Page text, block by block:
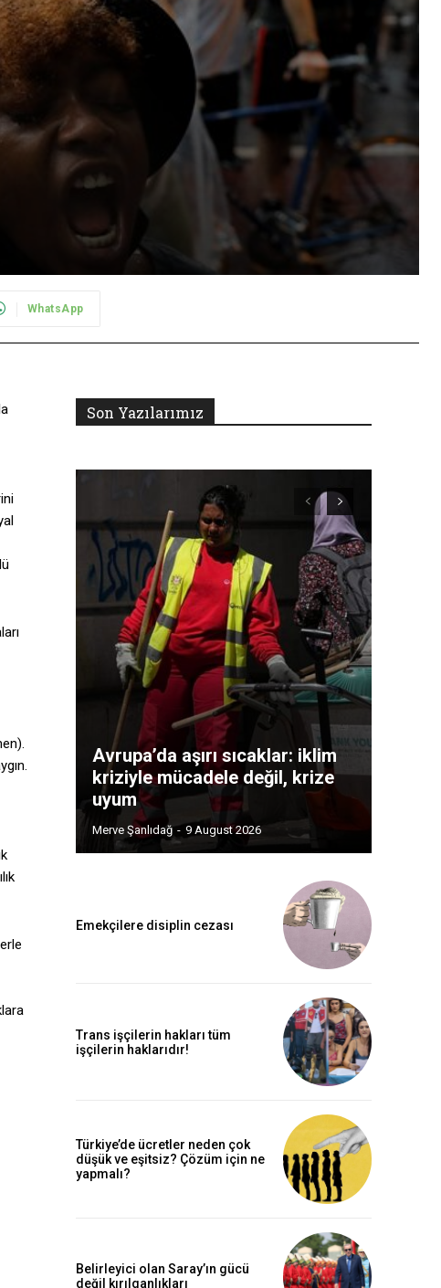
WhatsApp
Son Yazılarımız
Avrupa’da aşırı sıcaklar: iklim
kriziyle mücadele değil, krize
uyum
Merve Şanlıdağ - 9 August 2026
Emekçilere disiplin cezası
Trans işçilerin hakları tüm
işçilerin haklarıdır!
Türkiye’de ücretler neden çok
düşük ve eşitsiz? Çözüm için ne
yapmalı?
Belirleyici olan Saray’ın gücü
değil kırılganlıkları